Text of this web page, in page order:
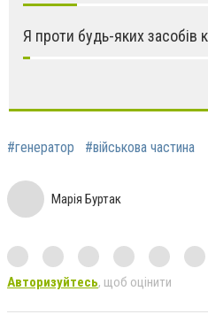
Я проти будь-яких засобів
#генератор #військова частина
Марія Буртак
Авторизуйтесь, щоб оцінити